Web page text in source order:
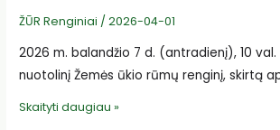
ŽŪR Renginiai /2026-04-01
2026 m. balandžio 7 d. (antradienį), 10
nuotolinį Žemės ūkio rūmų renginį, skirtą
Kviečiame
Skaityti daugiau »